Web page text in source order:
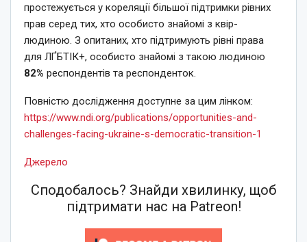
простежується у кореляції більшої підтримки рівних
прав серед тих, хто особисто знайомі з квір-
людиною. З опитаних, хто підтримують рівні права
для ЛҐБТІК+, особисто знайомі з такою людиною
82% респондентів та респонденток.
Повністю дослідження доступне за цим лінком:
https://www.ndi.org/publications/opportunities-and-
challenges-facing-ukraine-s-democratic-transition-1
Джерело
Сподобалось? Знайди хвилинку, щоб
підтримати нас на Patreon!